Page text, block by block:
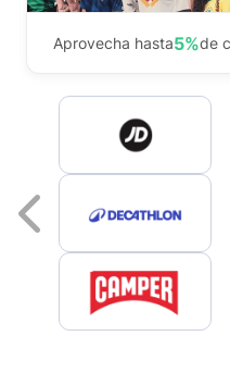
Aprovecha hasta5%de
Previous